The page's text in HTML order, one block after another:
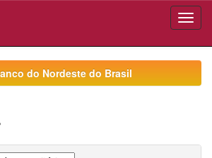
do Nordeste do Brasil